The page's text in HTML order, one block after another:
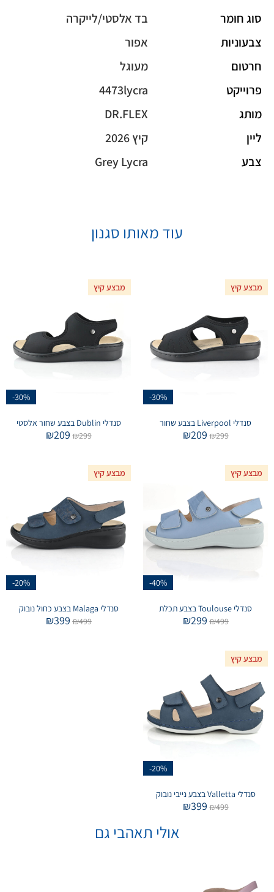
סוג חומר
בד אלסטי/לייקרה
צבעוניות
אפור
חרטום
מעוגל
פרוייקט
4473lycra
מותג
DR.FLEX
ליין
קיץ 2026
צבע
Grey Lycra
עוד מאותו סגנון
מבצע קיץ
-30%
סנדלי Liverpool בצבע שחור
₪299
₪209
מבצע קיץ
-30%
סנדלי Dublin בצבע שחור אלסטי
₪299
₪209
מבצע קיץ
-40%
סנדלי Toulouse בצבע תכלת
₪499
₪299
מבצע קיץ
-20%
סנדלי Malaga בצבע כחול נובוק
₪499
₪399
מבצע קיץ
-20%
סנדלי Valletta בצבע נייבי נובוק
₪499
₪399
אולי תאהבי גם